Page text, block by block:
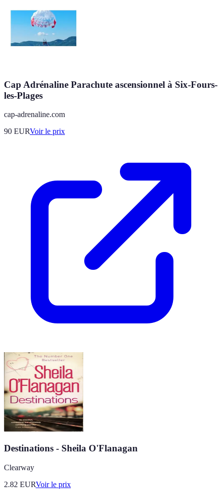
Cap Adrénaline Parachute ascensionnel à Six-Fours-
les-Plages
cap-adrenaline.com
90 EURVoir le prix
Destinations - Sheila O'Flanagan
Clearway
2.82 EURVoir le prix